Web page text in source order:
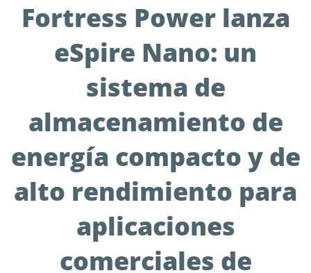
Fortress Power lanza
eSpire Nano: un
sistema de
almacenamiento de
energía compacto y de
alto rendimiento para
aplicaciones
comerciales de